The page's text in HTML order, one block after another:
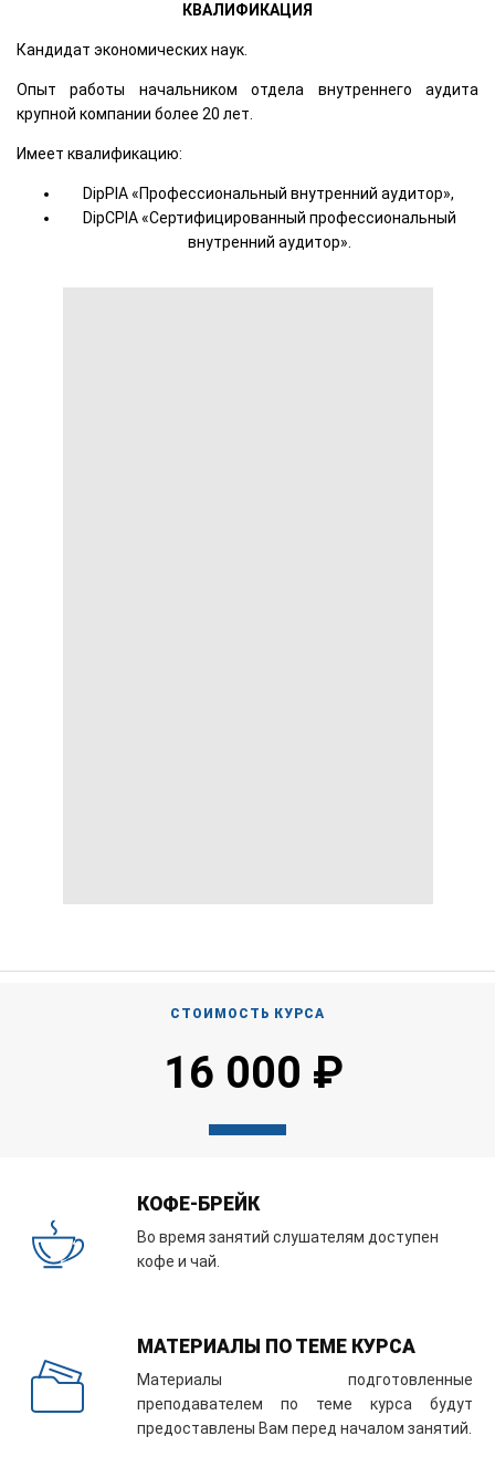
КВАЛИФИКАЦИЯ
Кандидат экономических наук.
Опыт работы начальником отдела внутреннего аудита
крупной компании более 20 лет.
Имеет квалификацию:
DipPIA «Профессиональный внутренний аудитор»,
DipCPIA «Сертифицированный профессиональный
внутренний аудитор».
СТОИМОСТЬ КУРСА
16 000 ₽
КОФЕ-БРЕЙК
Во время занятий слушателям доступен
кофе и чай.
МАТЕРИАЛЫ ПО ТЕМЕ КУРСА
Материалы подготовленные
преподавателем по теме курса будут
предоставлены Вам перед началом занятий.